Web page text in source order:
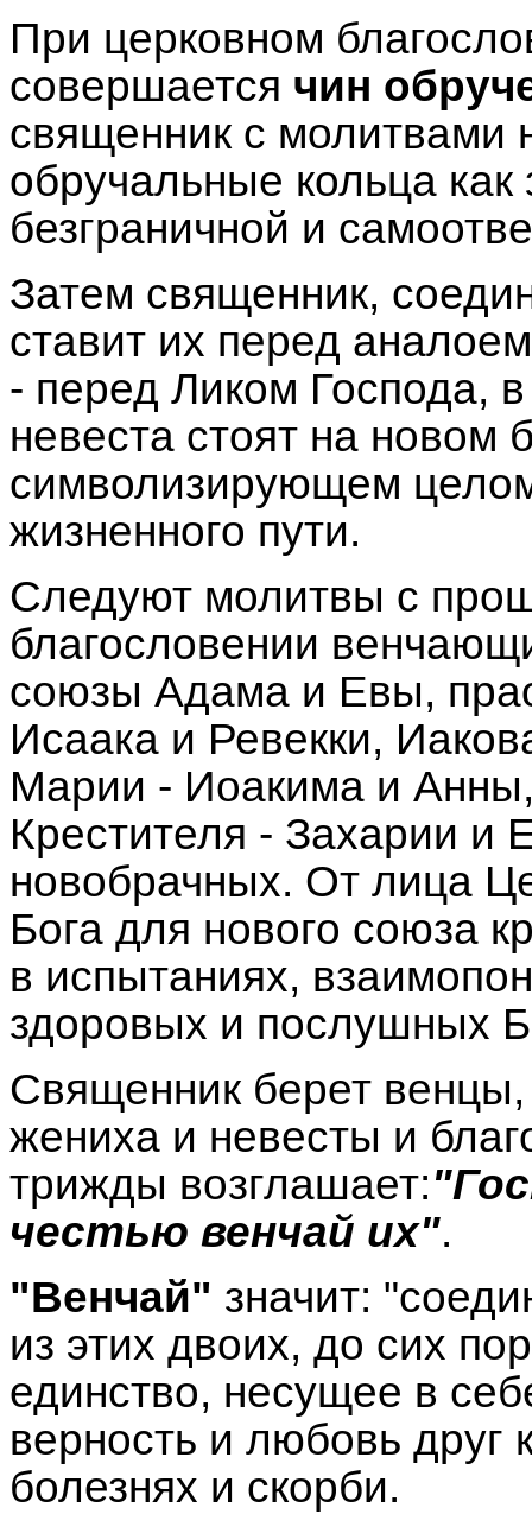
При церковном
совершается чин
священник с молитвами
обручальные кольца
безграничной и
Затем священник,
ставит их перед
- перед Ликом Господа,
невеста стоят на новом
символизирующем
жизненного пути.
Следуют молитвы с
благословении
союзы Адама и Евы,
Исаака и Ревекки,
Марии - Иоакима и
Крестителя - Захарии и
новобрачных. От лица
Бога для нового союза
в испытаниях,
здоровых и послушных
Священник берет венцы,
жениха и невесты и
трижды возглашает:
честью венчай их".
"Венчай" значит:
из этих двоих, до сих
единство, несущее в
верность и любовь друг
болезнях и скорби.